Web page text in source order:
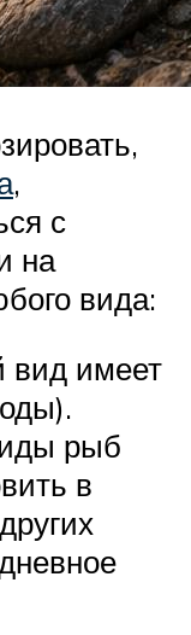
,
с
на
вида:
вид имеет
рыб
в